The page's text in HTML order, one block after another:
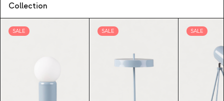
Collection
SALE SALE SALE